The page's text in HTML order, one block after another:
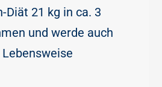
Diät 21 kg in ca. 3
und werde auch